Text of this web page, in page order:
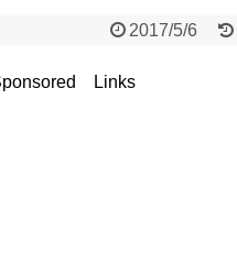
2017/5/6
Links